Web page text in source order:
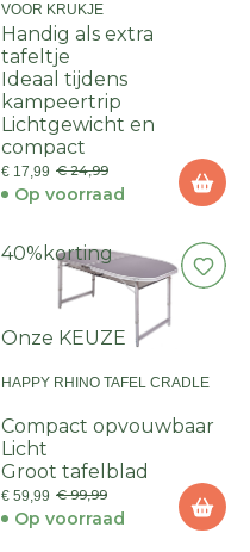
VOOR KRUKJE
Handig als extra
tafeltje
Ideaal tijdens
kampeertrip
Lichtgewicht en
compact
€ 17,99 € 24,99
Op voorraad
40% korting
Onze KEUZE
HAPPY RHINO TAFEL CRADLE
Compact opvouwbaar
Licht
Groot tafelblad
€ 59,99 € 99,99
Op voorraad